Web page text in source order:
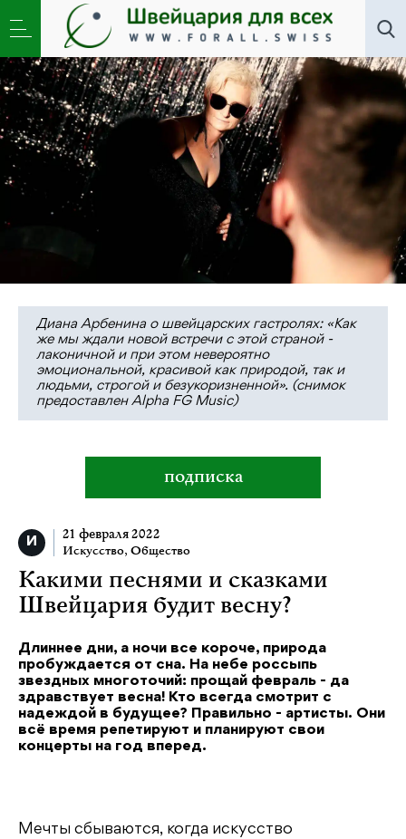
Искусство,Новости,Общество»Какими песнями и
сказками Швейцария будит весну?
Диана Арбенина о швейцарских гастролях: «Как
же мы ждали новой встречи с этой страной -
лаконичной и при этом невероятно
эмоциональной, красивой как природой, так и
людьми, строгой и безукоризненной». (снимок
предоставлен Alpha FG Music)
подписка
21 февраля 2022
Искусство, Общество
Какими песнями и сказками
Швейцария будит весну?
Длиннее дни, а ночи все короче, природа
пробуждается от сна. На небе россыпь
звездных многоточий: прощай февраль - да
здравствует весна! Кто всегда смотрит с
надеждой в будущее? Правильно - артисты. Они
всё время репетируют и планируют свои
концерты на год вперед.
Мечты сбываются, когда искусство